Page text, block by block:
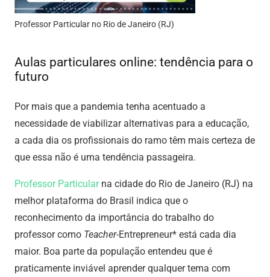
Professor Particular no Rio de Janeiro (RJ)
Aulas particulares online: tendência para o
futuro
Por mais que a pandemia tenha acentuado a
necessidade de viabilizar alternativas para a educação,
a cada dia os profissionais do ramo têm mais certeza de
que essa não é uma tendência passageira.
Professor Particularna cidade do Rio de Janeiro (RJ) na
melhor plataforma do Brasil indica que o
reconhecimento da importância do trabalho do
professor como Teacher-Entrepreneur* está cada dia
maior. Boa parte da população entendeu que é
praticamente inviável aprender qualquer tema com